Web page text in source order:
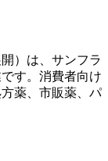
）は、サンフラ
す。消費者向け
薬、市販薬、パ